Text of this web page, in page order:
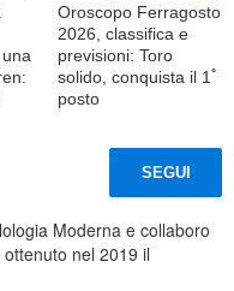
Oroscopo Ferragosto
2026, classifica e
previsioni: Toro
solido, conquista il 1ﾟ
posto
SEGUI
Moderna e collaboro
nel 2019 il